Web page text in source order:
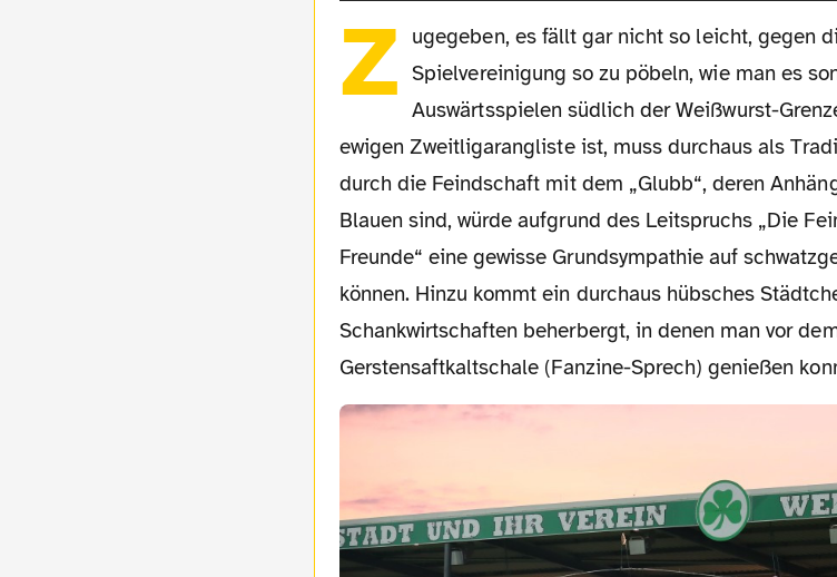
Z ugegeben, es fällt gar nicht so leicht, gegen
Spielvereinigung so zu pöbeln, wie man es
Auswärtsspielen südlich der Weißwurst-
ewigen Zweitligarangliste ist, muss durchaus als
durch die Feindschaft mit dem „Glubb“, deren
Blauen sind, würde aufgrund des Leitspruchs „Die
Freunde“ eine gewisse Grundsympathie auf
können. Hinzu kommt ein durchaus hübsches
Schankwirtschaften beherbergt, in denen man vor
Gerstensaftkaltschale (Fanzine-Sprech) genießen